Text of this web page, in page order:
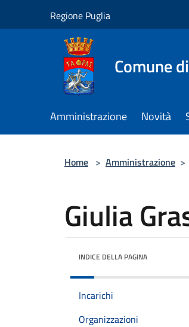
Regione Puglia
Comune
Amministrazione Novità
Home > Amministrazione >
Giulia
INDICE DELLA PAGINA
Incarichi
Organizzazioni